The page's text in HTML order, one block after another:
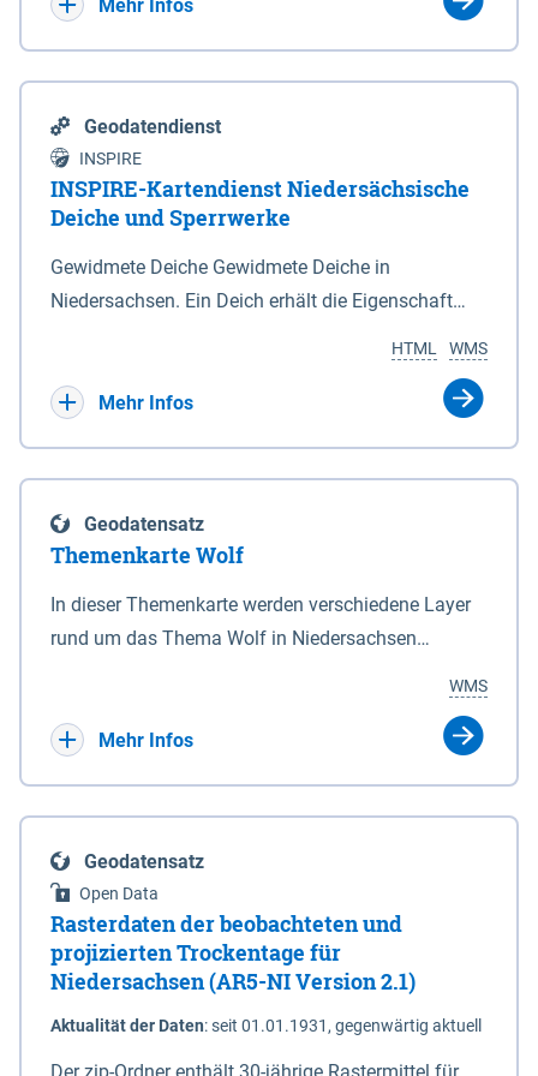
Mehr Infos
Geodatendienst
INSPIRE
INSPIRE-Kartendienst Niedersächsische
Deiche und Sperrwerke
Gewidmete Deiche Gewidmete Deiche in
Niedersachsen. Ein Deich erhält die Eigenschaft
Deichbehörde durch Verordnung ausspricht. Für
enthalten. Sperrwerke Sperrwerke sind Bauwerke
mit Sperrvorrichtungen in Tidegewässern, die dem
Schutz eines Gebietes vor erhöhten Tiden, vor allem
vor Sturmfluten, zu dienen bestimmt sind (§2 Abs.3
Eigenschaft eines Sperrwerkes durch Widmung, die
die Deichbehörde durch Verordnung ausspricht.
WMS
HTML
Mehr Infos
Geodatensatz
Themenkarte Wolf
In dieser Themenkarte werden verschiedene Layer
rund um das Thema Wolf in Niedersachsen
sowie Status der bestehenden Wolfsterritorien im
laufenden Monitoringjahr.
WMS
Mehr Infos
Geodatensatz
Open Data
Rasterdaten der beobachteten und
projizierten Trockentage für
Niedersachsen (AR5-NI Version 2.1)
Aktualität der Daten:seit 01.01.1931, gegenwärtig aktuell